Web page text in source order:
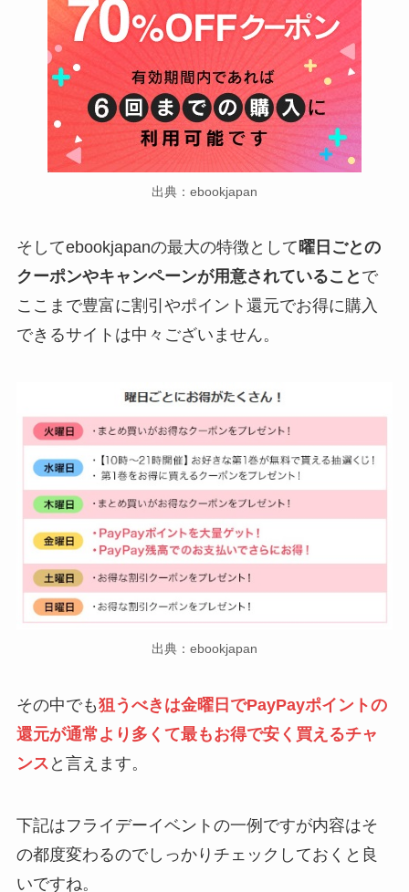
出典：ebookjapan
そしてebookjapanの最大の特徴として曜日ごとの
クーポンやキャンペーンが用意されていること で
ここまで豊富に割引やポイント還元でお得に購入
できるサイトは中々ございません。
出典：ebookjapan
その中でも狙うべきは金曜日でPayPayポイントの
還元が通常より多くて最もお得で安く買えるチャ
ンス と言えます。
下記はフライデーイベントの一例ですが内容はそ
の都度変わるのでしっかりチェックしておくと良
いですね。